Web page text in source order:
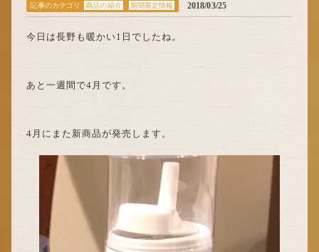
記事のカテゴリ 商品の紹介 期間限定情報 2018/03/25
今日は長野も暖かい1日でしたね。
あと一週間で4月です。
4月にまた新商品が発売します。